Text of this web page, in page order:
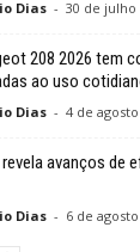
Dias - 30 de julho
208 2026 tem
ao uso
Dias - 4 de
avanços de
Dias - 6 de